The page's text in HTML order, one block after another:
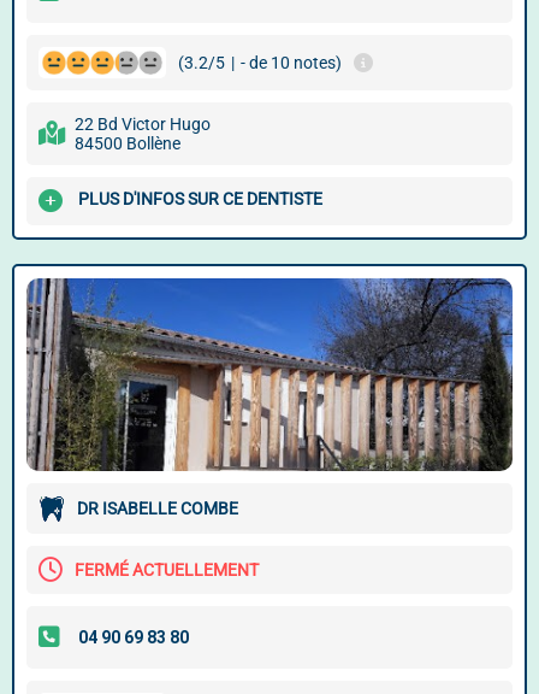
(3.2/5 | - de 10 notes)
22 Bd Victor Hugo
84500 Bollène
PLUS D'INFOS SUR CE DENTISTE
DR ISABELLE COMBE
FERMÉ ACTUELLEMENT